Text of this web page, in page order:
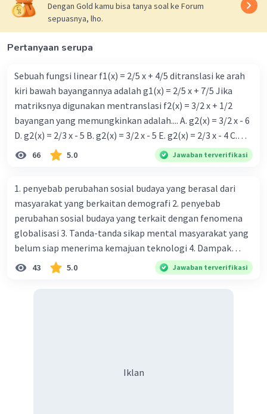
Dengan Gold kamu bisa tanya soal ke Forum
sepuasnya, lho.
Pertanyaan serupa
Sebuah fungsi linear f1(x) = 2/5 x + 4/5 ditranslasi ke arah
kiri bawah bayangannya adalah g1(x) = 2/5 x + 7/5 Jika
matriksnya digunakan mentranslasi f2(x) = 3/2 x + 1/2
bayangan yang memungkinkan adalah.... A. g2(x) = 3/2 x - 6
D. g2(x) = 2/3 x - 5 B. g2(x) = 3/2 x - 5 E. g2(x) = 2/3 x - 4 C.
g{2}(x) = 3/2 x + 5
66 5.0 Jawaban terverifikasi
1. penyebab perubahan sosial budaya yang berasal dari
masyarakat yang berkaitan demografi 2. penyebab
perubahan sosial budaya yang terkait dengan fenomena
globalisasi 3. Tanda-tanda sikap mental masyarakat yang
belum siap menerima kemajuan teknologi 4. Dampak
modernisasi dalam kehidupan sosial masyarakat 5.
Kegiatan manusia di bidang ekonomi yang menunjukkan
menganggap jika menjadi modern adalah mengikuti... 8.
43 5.0 Jawaban terverifikasi
Iklan